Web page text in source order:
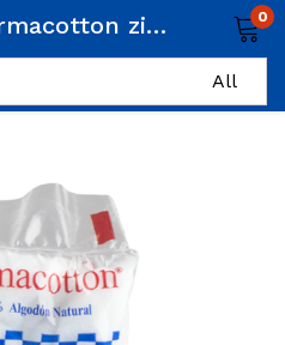
Algodón Farmacotton zig zag 5 gr 0